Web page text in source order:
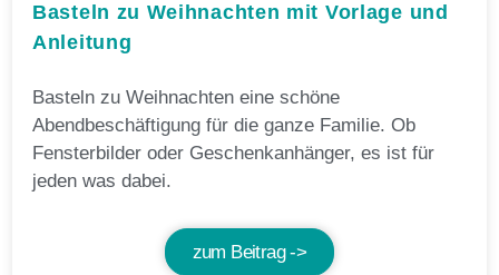
Basteln zu Weihnachten mit Vorlage und
Anleitung
Basteln zu Weihnachten eine schöne
Abendbeschäftigung für die ganze Familie. Ob
Fensterbilder oder Geschenkanhänger, es ist für
jeden was dabei.
zum Beitrag ->